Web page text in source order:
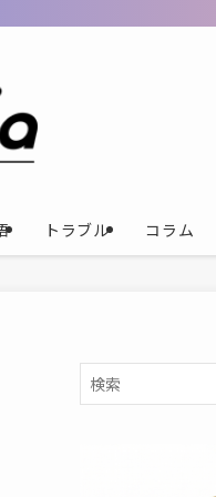
トラブル コラム